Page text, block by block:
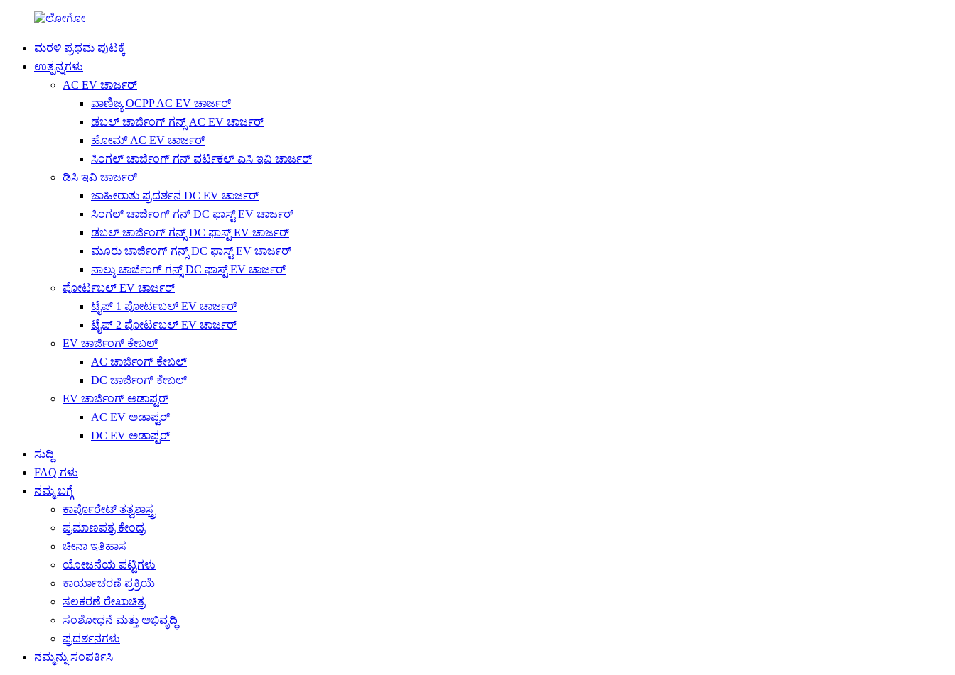
ಮರಳಿ ಪ್ರಥಮ ಪುಟಕ್ಕೆ
ಉತ್ಪನ್ನಗಳು
AC EV ಚಾರ್ಜರ್
ವಾಣಿಜ್ಯ OCPP AC EV ಚಾರ್ಜರ್
ಡಬಲ್ ಚಾರ್ಜಿಂಗ್ ಗನ್ಸ್ AC EV ಚಾರ್ಜರ್
ಹೋಮ್ AC EV ಚಾರ್ಜರ್
ಸಿಂಗಲ್ ಚಾರ್ಜಿಂಗ್ ಗನ್ ವರ್ಟಿಕಲ್ ಎಸಿ ಇವಿ ಚಾರ್ಜರ್
ಡಿಸಿ ಇವಿ ಚಾರ್ಜರ್
ಜಾಹೀರಾತು ಪ್ರದರ್ಶನ DC EV ಚಾರ್ಜರ್
ಸಿಂಗಲ್ ಚಾರ್ಜಿಂಗ್ ಗನ್ DC ಫಾಸ್ಟ್ EV ಚಾರ್ಜರ್
ಡಬಲ್ ಚಾರ್ಜಿಂಗ್ ಗನ್ಸ್ DC ಫಾಸ್ಟ್ EV ಚಾರ್ಜರ್
ಮೂರು ಚಾರ್ಜಿಂಗ್ ಗನ್ಸ್ DC ಫಾಸ್ಟ್ EV ಚಾರ್ಜರ್
ನಾಲ್ಕು ಚಾರ್ಜಿಂಗ್ ಗನ್ಸ್ DC ಫಾಸ್ಟ್ EV ಚಾರ್ಜರ್
ಪೋರ್ಟಬಲ್ EV ಚಾರ್ಜರ್
ಟೈಪ್ 1 ಪೋರ್ಟಬಲ್ EV ಚಾರ್ಜರ್
ಟೈಪ್ 2 ಪೋರ್ಟಬಲ್ EV ಚಾರ್ಜರ್
EV ಚಾರ್ಜಿಂಗ್ ಕೇಬಲ್
AC ಚಾರ್ಜಿಂಗ್ ಕೇಬಲ್
DC ಚಾರ್ಜಿಂಗ್ ಕೇಬಲ್
EV ಚಾರ್ಜಿಂಗ್ ಅಡಾಪ್ಟರ್
AC EV ಅಡಾಪ್ಟರ್
DC EV ಅಡಾಪ್ಟರ್
ಸುದ್ದಿ
FAQ ಗಳು
ನಮ್ಮ ಬಗ್ಗೆ
ಕಾರ್ಪೊರೇಟ್ ತತ್ವಶಾಸ್ತ್ರ
ಪ್ರಮಾಣಪತ್ರ ಕೇಂದ್ರ
ಚೀನಾ ಇತಿಹಾಸ
ಯೋಜನೆಯ ಪಟ್ಟಿಗಳು
ಕಾರ್ಯಾಚರಣೆ ಪ್ರಕ್ರಿಯೆ
ಸಲಕರಣೆ ರೇಖಾಚಿತ್ರ
ಸಂಶೋಧನೆ ಮತ್ತು ಅಭಿವೃದ್ಧಿ
ಪ್ರದರ್ಶನಗಳು
ನಮ್ಮನ್ನು ಸಂಪರ್ಕಿಸಿ